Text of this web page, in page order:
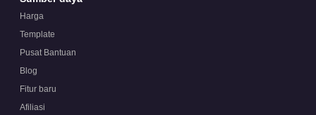
Harga
Template
Pusat Bantuan
Blog
Fitur baru
Afiliasi